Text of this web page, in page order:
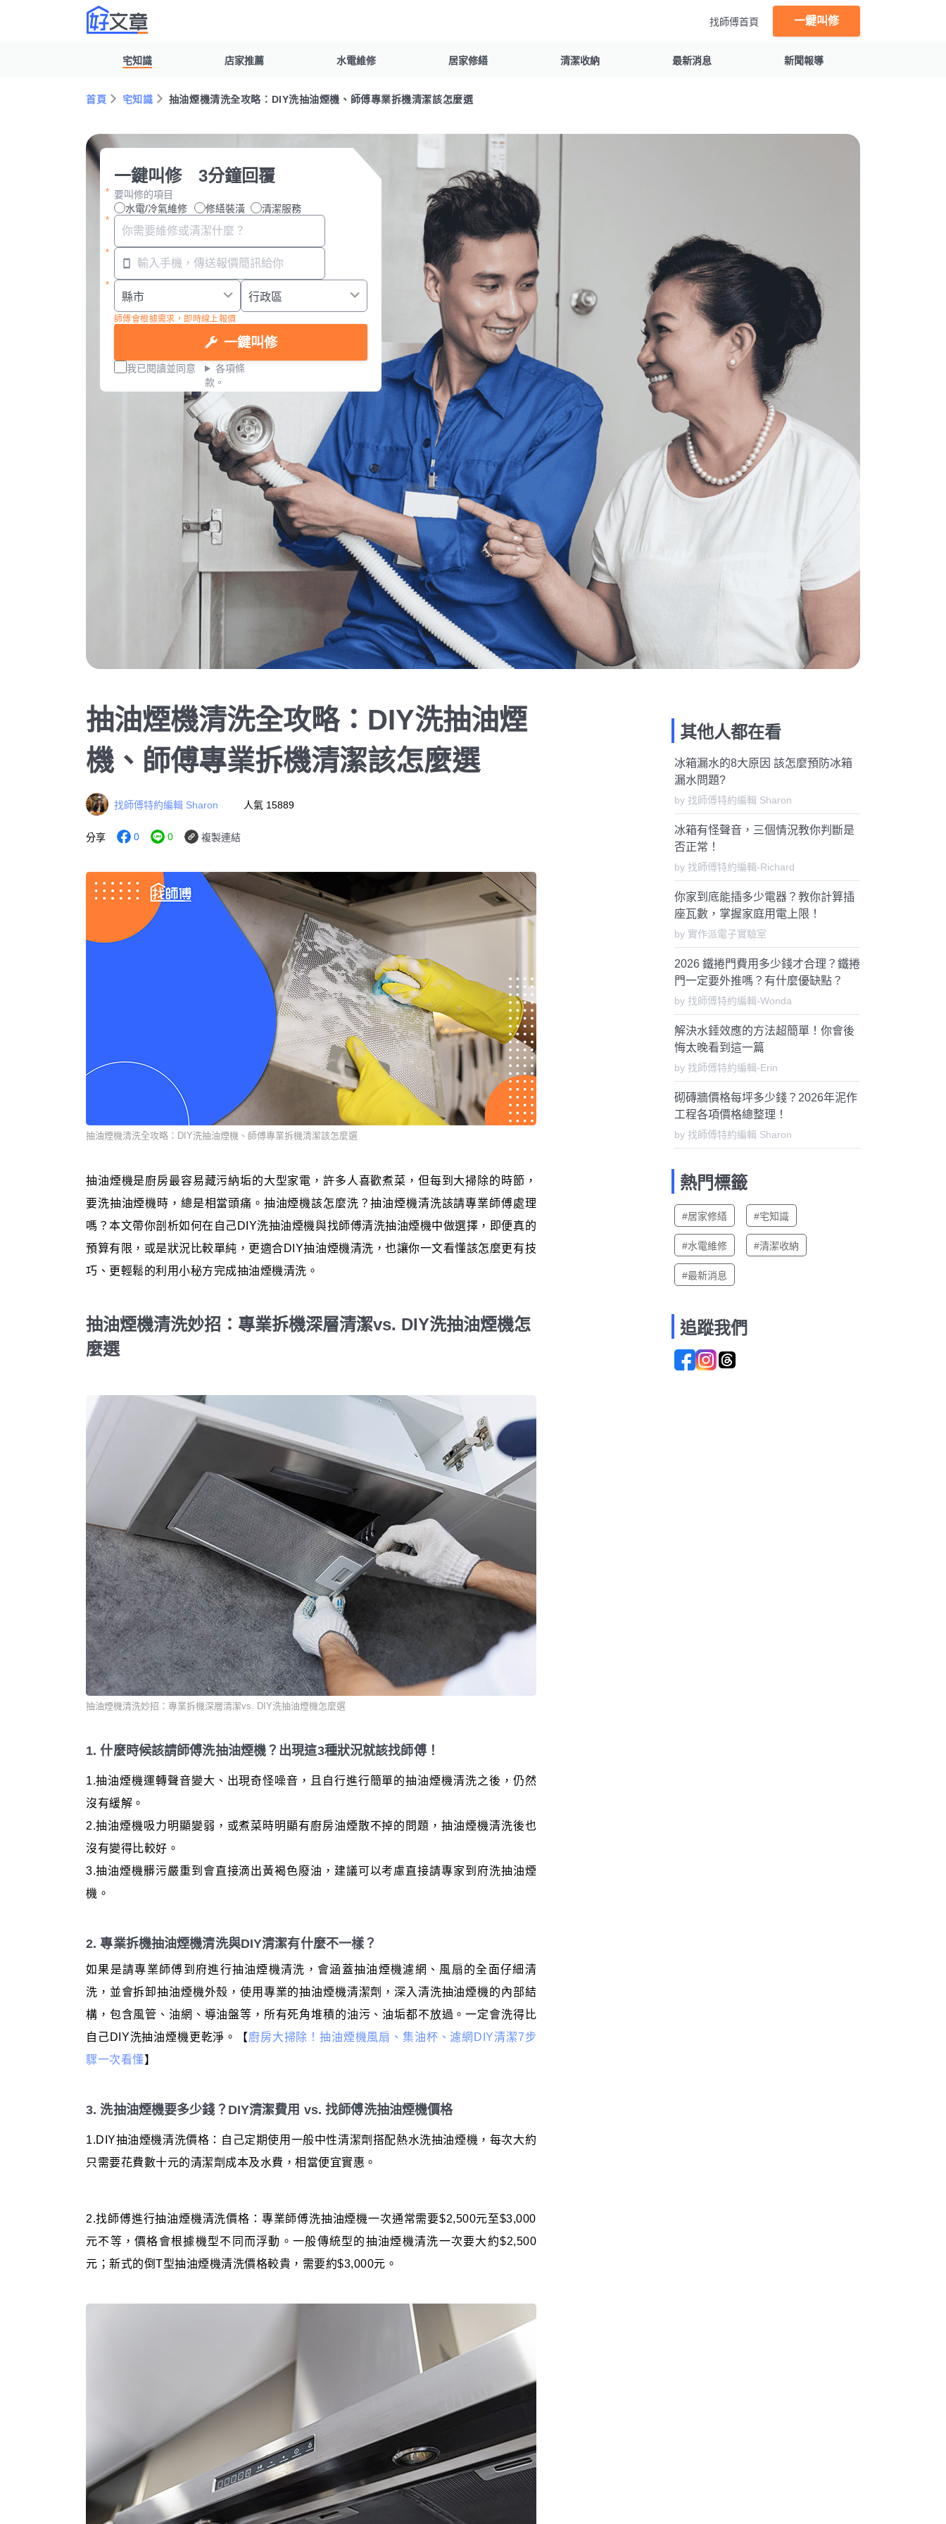
找師傅首頁 一鍵叫修
宅知識 店家推薦 水電維修 居家修繕 清潔收納 最新消息 新聞報導
首頁 宅知識 抽油煙機清洗全攻略：DIY洗抽油煙機、師傅專業拆機清潔該怎麼選
一鍵叫修 3分鐘回覆
要叫修的項目
水電/冷氣維修
修繕裝潢 清潔服務
師傅會根據需求，即時線上報價
一鍵叫修
我已閱讀並同意
各項條
款。
抽油煙機清洗全攻略：DIY洗抽油煙
機、師傅專業拆機清潔該怎麼選
找師傅特約編輯 Sharon 人氣 15889
分享 0 0 複製連結
抽油煙機清洗全攻略：DIY洗抽油煙機、師傅專業拆機清潔該怎麼選
抽油煙機是廚房最容易藏污納垢的大型家電，許多人喜歡煮菜，但每到大掃除的時節，
要洗抽油煙機時，總是相當頭痛。抽油煙機該怎麼洗？抽油煙機清洗該請專業師傅處理
嗎？本文帶你剖析如何在自己DIY洗抽油煙機與找師傅清洗抽油煙機中做選擇，即便真的
預算有限，或是狀況比較單純，更適合DIY抽油煙機清洗，也讓你一文看懂該怎麼更有技
巧、更輕鬆的利用小秘方完成抽油煙機清洗。
抽油煙機清洗妙招：專業拆機深層清潔vs. DIY洗抽油煙機怎
麼選
抽油煙機清洗妙招：專業拆機深層清潔vs. DIY洗抽油煙機怎麼選
1. 什麼時候該請師傅洗抽油煙機？出現這3種狀況就該找師傅！
1.抽油煙機運轉聲音變大、出現奇怪噪音，且自行進行簡單的抽油煙機清洗之後，仍然
沒有緩解。
2.抽油煙機吸力明顯變弱，或煮菜時明顯有廚房油煙散不掉的問題，抽油煙機清洗後也
沒有變得比較好。
3.抽油煙機髒污嚴重到會直接滴出黃褐色廢油，建議可以考慮直接請專家到府洗抽油煙
機。
2. 專業拆機抽油煙機清洗與DIY清潔有什麼不一樣？
如果是請專業師傅到府進行抽油煙機清洗，會涵蓋抽油煙機濾網、風扇的全面仔細清
洗，並會拆卸抽油煙機外殼，使用專業的抽油煙機清潔劑，深入清洗抽油煙機的內部結
構，包含風管、油網、導油盤等，所有死角堆積的油污、油垢都不放過。一定會洗得比
自己DIY洗抽油煙機更乾淨。【廚房大掃除！抽油煙機風扇、集油杯、濾網DIY清潔7步
驟一次看懂】
3. 洗抽油煙機要多少錢？DIY清潔費用 vs. 找師傅洗抽油煙機價格
1.DIY抽油煙機清洗價格：自己定期使用一般中性清潔劑搭配熱水洗抽油煙機，每次大約
只需要花費數十元的清潔劑成本及水費，相當便宜實惠。
2.找師傅進行抽油煙機清洗價格：專業師傅洗抽油煙機一次通常需要$2,500元至$3,000
元不等，價格會根據機型不同而浮動。一般傳統型的抽油煙機清洗一次要大約$2,500
元；新式的倒T型抽油煙機清洗價格較貴，需要約$3,000元。
其他人都在看
冰箱漏水的8大原因 該怎麼預防冰箱
漏水問題?
by 找師傅特約編輯 Sharon
冰箱有怪聲音，三個情況教你判斷是
否正常！
by 找師傅特約編輯-Richard
你家到底能插多少電器？教你計算插
座瓦數，掌握家庭用電上限！
by 實作派電子實驗室
2026 鐵捲門費用多少錢才合理？鐵捲
門一定要外推嗎？有什麼優缺點？
by 找師傅特約編輯-Wonda
解決水錘效應的方法超簡單！你會後
悔太晚看到這一篇
by 找師傅特約編輯-Erin
砌磚牆價格每坪多少錢？2026年泥作
工程各項價格總整理！
by 找師傅特約編輯 Sharon
熱門標籤
#居家修繕 #宅知識
#水電維修 #清潔收納
#最新消息
追蹤我們